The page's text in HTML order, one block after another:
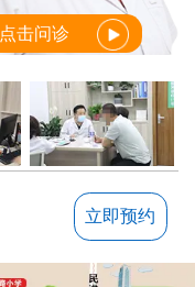
点击问诊
立即预约